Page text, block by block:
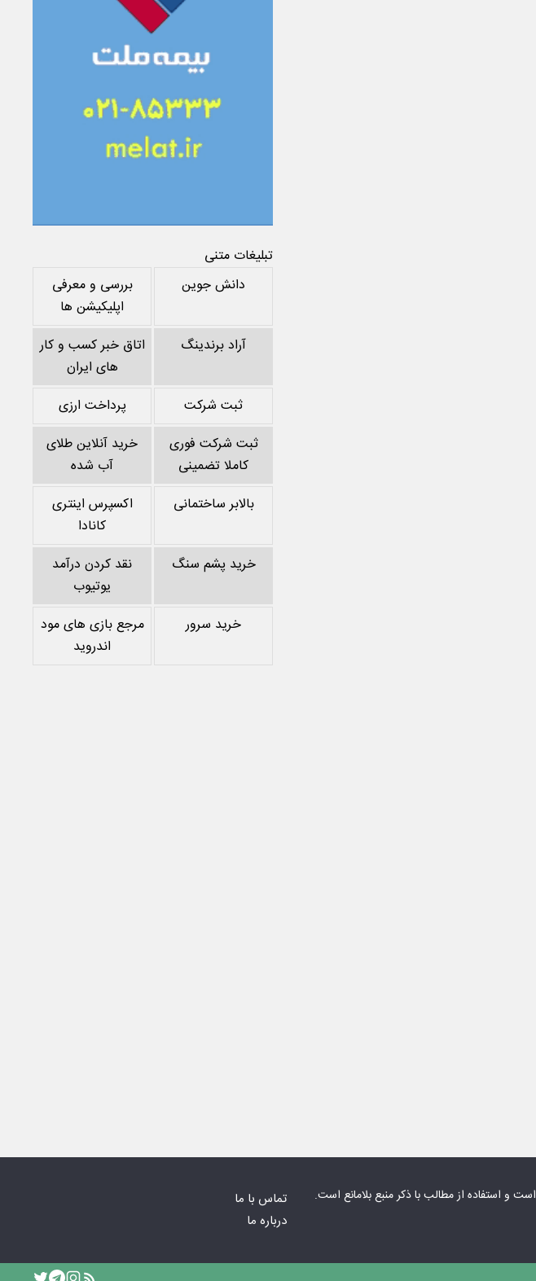
تبلیغات متنی
دانش جوین
بررسی و معرفی
اپلیکیشن ها
آراد برندینگ
اتاق خبر کسب و کار
های ایران
ثبت شرکت
پرداخت ارزی
ثبت شرکت فوری
کاملا تضمینی
خرید آنلاین طلای
آب شده
بالابر ساختمانی
اکسپرس اینتری
کانادا
خرید پشم سنگ
نقد کردن درآمد
یوتیوب
خرید سرور
مرجع بازی های مود
اندروید
است و استفاده از مطالب با ذکر منبع بلامانع است.
تماس با ما
درباره ما